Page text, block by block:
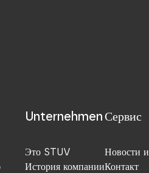
Unternehmen
Это STUV
История компании
Сервис
Новости
Контакт